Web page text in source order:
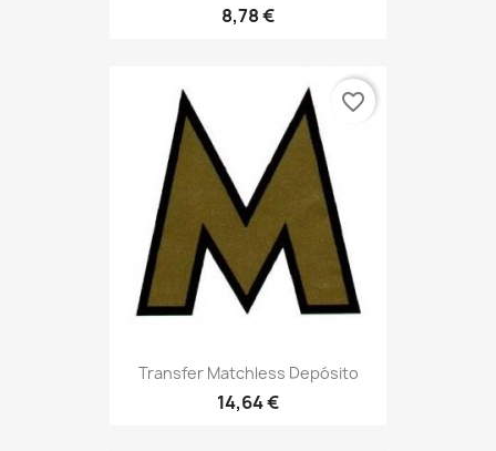
8,78 €
Transfer Matchless Depósito
14,64 €
favorite_border